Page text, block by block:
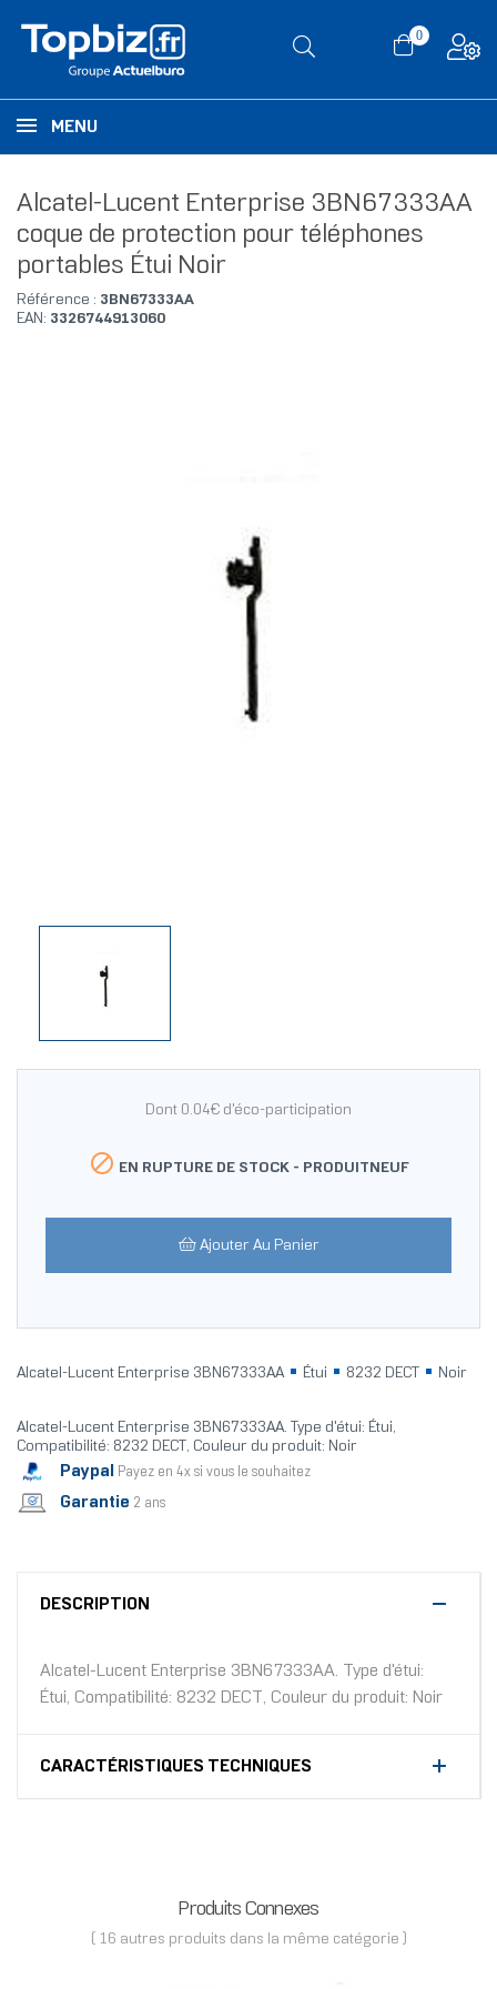
0
MENU
Alcatel-Lucent Enterprise 3BN67333AA
coque de protection pour téléphones
portables Étui Noir
Référence : 3BN67333AA
EAN: 3326744913060
Dont 0.04€ d'éco-participation
 EN RUPTURE DE STOCK - PRODUITNEUF
Ajouter Au Panier
Alcatel-Lucent Enterprise 3BN67333AA Étui 8232 DECT Noir
Alcatel-Lucent Enterprise 3BN67333AA. Type d'étui: Étui,
Compatibilité: 8232 DECT, Couleur du produit: Noir
Paypal Payez en 4x si vous le souhaitez
Garantie 2 ans
DESCRIPTION
Alcatel-Lucent Enterprise 3BN67333AA. Type d'étui:
Étui, Compatibilité: 8232 DECT, Couleur du produit: Noir
CARACTÉRISTIQUES TECHNIQUES
Produits Connexes
( 16 autres produits dans la même catégorie )